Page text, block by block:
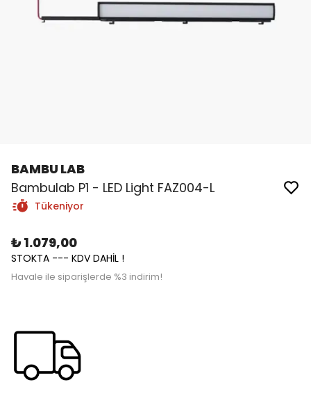
BAMBU LAB
Bambulab P1 - LED Light FAZ004-L
Tükeniyor
₺ 1.079,00
STOKTA --- KDV DAHİL !
Havale ile siparişlerde %3 indirim!